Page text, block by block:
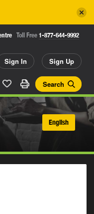
Toll Free 1-877-644-9992
Sign In Sign Up
Search
English